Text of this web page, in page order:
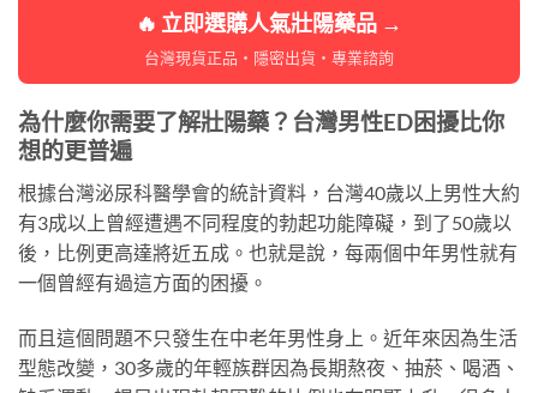
🔥 立即選購人氣壯陽藥品 →
台灣現貨正品・隱密出貨・專業諮詢
為什麼你需要了解壯陽藥？台灣男性ED困擾比你
想的更普遍
根據台灣泌尿科醫學會的統計資料，台灣40歲以上男性大約
有3成以上曾經遭遇不同程度的勃起功能障礙，到了50歲以
後，比例更高達將近五成。也就是說，每兩個中年男性就有
一個曾經有過這方面的困擾。
而且這個問題不只發生在中老年男性身上。近年來因為生活
型態改變，30多歲的年輕族群因為長期熬夜、抽菸、喝酒、